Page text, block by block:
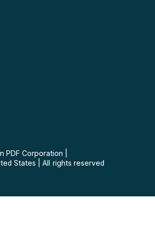
PDF Corporation
States
All rights reserved